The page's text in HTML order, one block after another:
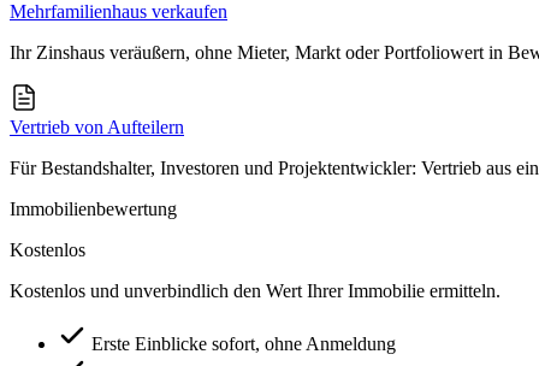
Mehrfamilienhaus verkaufen
Ihr Zinshaus veräußern, ohne Mieter, Markt oder Portfoliowert in
Vertrieb von Aufteilern
Für Bestandshalter, Investoren und Projektentwickler: Vertrieb aus
Immobilienbewertung
Kostenlos
Kostenlos und unverbindlich den Wert Ihrer Immobilie ermitteln.
Erste Einblicke sofort, ohne Anmeldung